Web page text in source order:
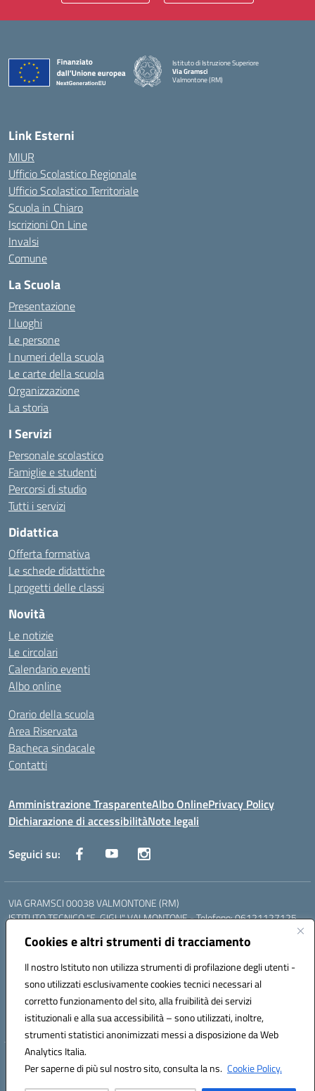
Cookies e altri strumenti di tracciamento
Il nostro Istituto non utilizza strumenti di profilazione degli utenti -
sono utilizzati esclusivamente cookies tecnici necessari al
corretto funzionamento del sito, alla fruibilità dei servizi
istituzionali e alla sua accessibilità – sono utilizzati, inoltre,
strumenti statistici anonimizzati messi a disposizione da Web
Analytics Italia.
Per saperne di più sul nostro sito, consulta la ns. Cookie Policy.
Istituto di Istruzione Superiore
Via Gramsci
Valmontone (RM)
Link Esterni
MIUR
Ufficio Scolastico Regionale
Ufficio Scolastico Territoriale
Scuola in Chiaro
Iscrizioni On Line
Invalsi
Comune
La Scuola
Presentazione
I luoghi
Le persone
I numeri della scuola
Le carte della scuola
Organizzazione
La storia
I Servizi
Personale scolastico
Famiglie e studenti
Percorsi di studio
Tutti i servizi
Didattica
Offerta formativa
Le schede didattiche
I progetti delle classi
Novità
Le notizie
Le circolari
Calendario eventi
Albo online
Orario della scuola
Area Riservata
Bacheca sindacale
Contatti
Amministrazione TrasparenteAlbo OnlinePrivacy Policy
Dichiarazione di accessibilitàNote legali
Seguici su:
VIA GRAMSCI 00038 VALMONTONE (RM)
ISTITUTO TECNICO "E. GIGLI" VALMONTONE - Telefono: 06121127125
06121126825
LICEO DELLE SCIENZE UMANE "P.L. NERVI" SEGNI - Telefono:
Mail: RMIS099002@istruzione.it - PEC: RMIS099002@pec.istruzione.it
Codice meccanografico: RMIS099002
Codice fiscale: 95036960581
Hosting & Powered by 3D Solution S.r.l.
Concept & Design by Designers Italia